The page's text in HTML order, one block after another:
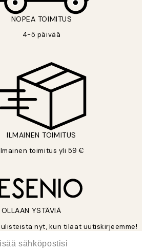
NOPEA TOIMITUS
4-5 päivää
ILMAINEN TOIMITUS
toimitus yli 59 €
OLLAAN YSTÄVIÄ
nyt, kun tilaat uutiskirjeemme!